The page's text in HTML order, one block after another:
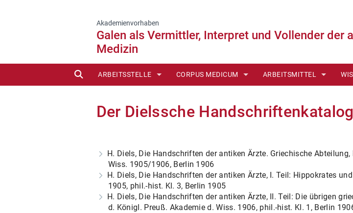
Akademienvorhaben
Galen als Vermittler, Interpret und Vollender der
Medizin
SUCHE
ARBEITSSTELLE
BEIRAT
BERICHTE
CORPUS MEDICUM
NEUERSCHEINUNGEN
REPRINTS (POD)
IN VORBEREITUNG
EDITIONSRICHTLINIEN
ARBEITSMITTEL
WERKVERZEICHNISSE
Der Dielssche
H. Diels, Die Handschriften der antiken Ärzte. Griechische
Wiss. 1905/1906, Berlin 1906
H. Diels, Die Handschriften der antiken Ärzte, I. Teil: Hippokrates
1905, phil.-hist. Kl. 3, Berlin 1905
H. Diels, Die Handschriften der antiken Ärzte, II. Teil: Die übrigen
d. Königl. Preuß. Akademie d. Wiss. 1906, phil.-hist. Kl. 1, Berlin